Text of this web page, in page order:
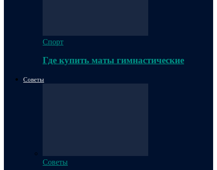
Спорт
Где купить маты гимнастические
Советы
Советы